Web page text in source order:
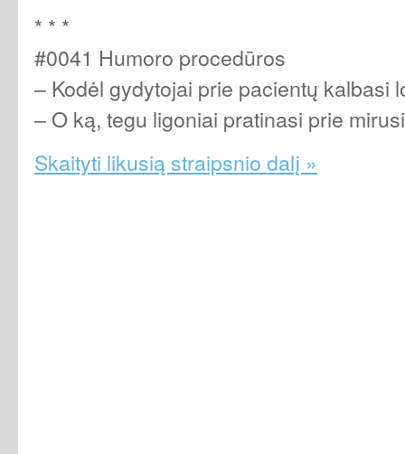
* * *
#0041 Humoro procedūros
– Kodėl gydytojai prie pacientų kalbasi
– O ką, tegu ligoniai pratinasi prie
Skaityti likusią straipsnio dalį »